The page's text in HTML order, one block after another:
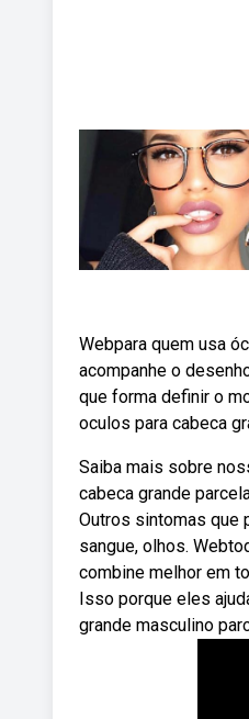
Webpara quem usa
acompanhe o
que forma definir o
oculos para cabeca
Saiba mais sobre
cabeca grande
Outros sintomas que
sangue, olhos.
combine melhor em
Isso porque eles
grande masculino